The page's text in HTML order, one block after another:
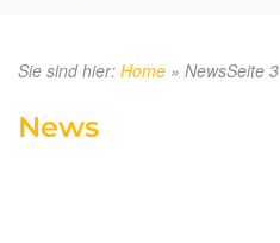
Sie sind hier: Home » NewsSeite 3
News